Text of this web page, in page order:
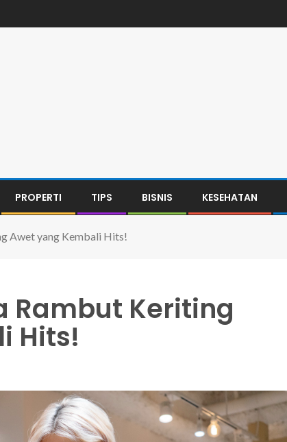
PROPERTI TIPS BISNIS KESEHATAN
Awet yang Kembali Hits!
Rambut Keriting
Hits!